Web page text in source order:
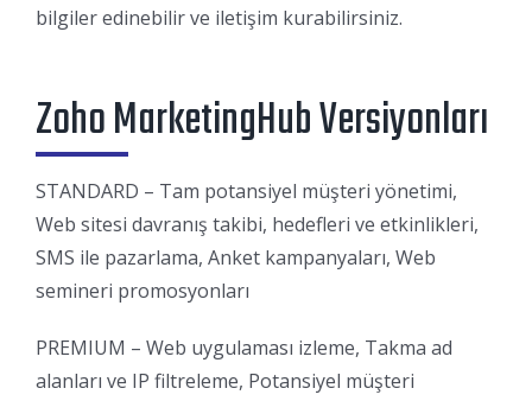
bilgiler edinebilir ve iletişim kurabilirsiniz.
Zoho MarketingHub Versiyonları
STANDARD – Tam potansiyel müşteri yönetimi,
Web sitesi davranış takibi, hedefleri ve etkinlikleri,
SMS ile pazarlama, Anket kampanyaları, Web
semineri promosyonları
PREMIUM – Web uygulaması izleme, Takma ad
alanları ve IP filtreleme, Potansiyel müşteri